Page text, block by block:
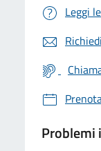
Leggi
Problemi